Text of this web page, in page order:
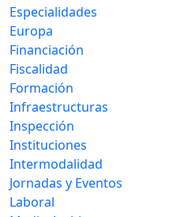
Especialidades
Europa
Financiación
Fiscalidad
Formación
Infraestructuras
Inspección
Instituciones
Intermodalidad
Jornadas y Eventos
Laboral